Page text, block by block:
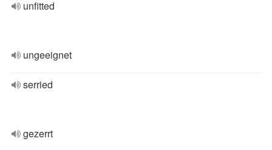
unfitted
ungeeignet
serried
gezerrt